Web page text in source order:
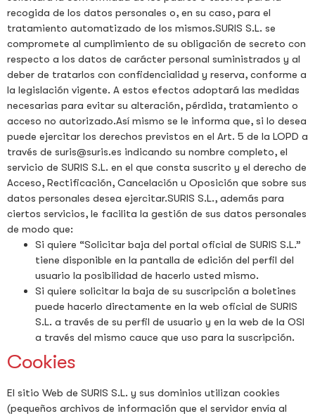
recogida de los datos personales o, en su caso, para el
tratamiento automatizado de los mismos.SURIS S.L. se
compromete al cumplimiento de su obligación de secreto con
respecto a los datos de carácter personal suministrados y al
deber de tratarlos con confidencialidad y reserva, conforme a
la legislación vigente. A estos efectos adoptará las medidas
necesarias para evitar su alteración, pérdida, tratamiento o
acceso no autorizado.Así mismo se le informa que, si lo desea
puede ejercitar los derechos previstos en el Art. 5 de la LOPD a
través de suris@suris.es indicando su nombre completo, el
servicio de SURIS S.L. en el que consta suscrito y el derecho de
Acceso, Rectificación, Cancelación u Oposición que sobre sus
datos personales desea ejercitar.SURIS S.L., además para
ciertos servicios, le facilita la gestión de sus datos personales
de modo que:
Si quiere “Solicitar baja del portal oficial de SURIS S.L.”
tiene disponible en la pantalla de edición del perfil del
usuario la posibilidad de hacerlo usted mismo.
Si quiere solicitar la baja de su suscripción a boletines
puede hacerlo directamente en la web oficial de SURIS
S.L. a través de su perfil de usuario y en la web de la OSI
a través del mismo cauce que uso para la suscripción.
Cookies
El sitio Web de SURIS S.L. y sus dominios utilizan cookies
(pequeños archivos de información que el servidor envía al